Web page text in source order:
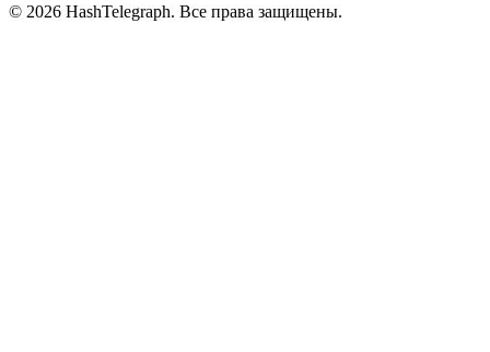
© 2026 HashTelegraph. Все права защищены.